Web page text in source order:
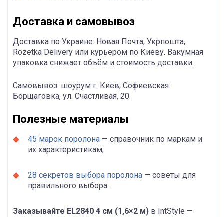
Доставка и самовывоз
Доставка по Украине: Новая Почта, Укрпошта,
Rozetka Delivery или курьером по Киеву. Вакумная
упаковка снижает объём и стоимость доставки.
Самовывоз: шоурум г. Киев, Софиевская
Борщаговка, ул. Счастливая, 20.
Полезные материалы
45 марок поролона — справочник по маркам и
их характеристикам;
28 секретов выбора поролона — советы для
правильного выбора.
Заказывайте EL2840 4 см (1,6×2 м) в IntStyle —